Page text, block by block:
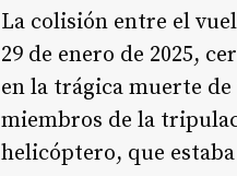
La colisión entre el
29 de enero de 2025,
en la trágica muerte
miembros de la
helicóptero, que